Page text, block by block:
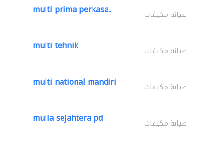
multi prima perkasa.. صيانة مكيفات
multi tehnik صيانة مكيفات
multi national mandiri صيانة مكيفات
mulia sejahtera pd صيانة مكيفات